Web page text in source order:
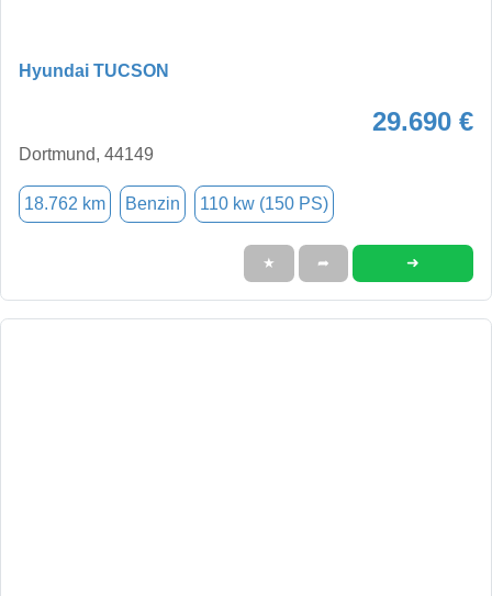
Hyundai TUCSON
29.690 €
Dortmund, 44149
18.762 km Benzin 110 kw (150 PS)
★ ➦ ➜